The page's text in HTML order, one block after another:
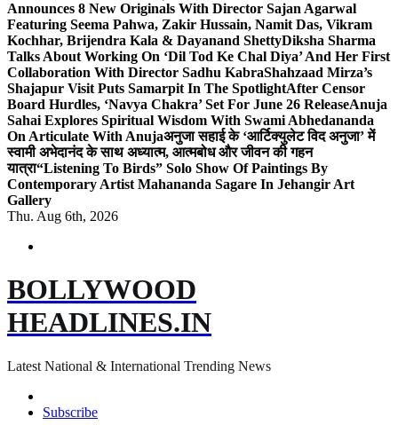
Announces 8 New Originals With Director Sajan Agarwal
Featuring Seema Pahwa, Zakir Hussain, Namit Das, Vikram
Kochhar, Brijendra Kala & Dayanand ShettyDiksha Sharma
Talks About Working On ‘Dil Tod Ke Chal Diya’ And Her First
Collaboration With Director Sadhu KabraShahzaad Mirza’s
Shajapur Visit Puts Samarpit In The SpotlightAfter Censor
Board Hurdles, ‘Navya Chakra’ Set For June 26 ReleaseAnuja
Sahai Explores Spiritual Wisdom With Swami Abhedananda
On Articulate With Anujaअनुजा सहाई के ‘आर्टिक्युलेट विद अनुजा’ में
स्वामी अभेदानंद के साथ अध्यात्म, आत्मबोध और जीवन की गहन
यात्रा“Listening To Birds” Solo Show Of Paintings By
Contemporary Artist Mahananda Sagare In Jehangir Art
Gallery
Thu. Aug 6th, 2026
BOLLYWOOD
HEADLINES.IN
Latest National & International Trending News
Subscribe